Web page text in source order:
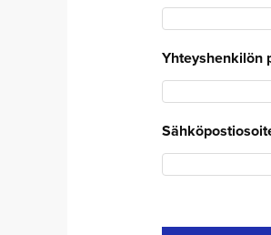
Yhteyshenkilön